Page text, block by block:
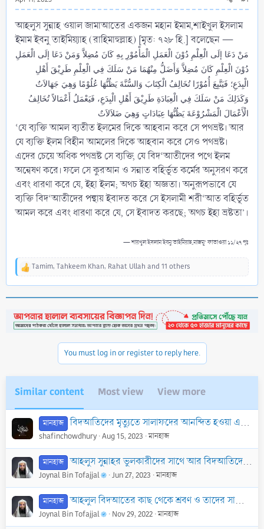
আহলুস সুন্নাহ ওয়াল জামাআতের একজন মহান ইমাম,শাইখুল ইসলাম
ইমাম ইবনু তাইমিয়্যাহ (রাহিমাহুল্লাহ) [মৃত: ৭২৮ হি.] বলেছেন —
مَنْ دَعَا إلَى الْعِلْمِ دُوْنَ الْعَمَلِ الْمَأْمُوْرِ بِهِ كَانَ مُضِلاَّ وَمَنْ دَعَا إلَى الْعَمَلِ
دُوْنَ الْعِلْمِ كَانَ مُضِلاَّ وَأَضَلُّ مِنْهُمَا مَنْ سَلَكَ فِي الْعِلْمِ طَرِيْقَ أَهْلِ
الْبِدَعِ؛ فَيَتَّبِعَ أُمُوْرًا تُخَالِفُ الْكِتَابَ وَالسُّنَّةَ يَظُنُّهَا عُلُوْمًا وَهِيَ جَهَالاَتٌ
وَكَذَلِكَ مَنْ سَلَكَ فِي الْعِبَادَةِ طَرِيْقَ أَهْلِ الْبِدَعِ، فَيَعْمَلُ أَعْمَالاً تُخَالِفُ
الْأَعْمَالَ الْمَشْرُوْعَةَ يَظُنُّهَا عِبَادَاتٍ وَهِيَ ضَلاَلاَتٌ
‘যে ব্যক্তি আমল ব্যতীত ইলমের দিকে আহবান করে সে পথভ্রষ্ট। আর
যে ব্যক্তি ইলম বিহীন আমলের দিকে আহবান করে সেও পথভ্রষ্ট।
এদের চেয়ে অধিক পথভ্রষ্ট সে ব্যক্তি, যে বিদ‘আতীদের পথে ইলম
অন্বেষণ করে। ফলে সে কুরআন ও সন্নাত বহির্ভূত কর্মের অনুসরণ করে
এবং ধারণা করে যে, ইহা ইলম; অথচ ইহা অজ্ঞতা। অনুরূপভাবে যে
ব্যক্তি বিদ‘আতীদের পন্থায় ইবাদত করে সে ইসলামী শরী‘আত বহির্ভূত
আমল করে এবং ধারণা করে যে, সে ইবাদত করছে; অথচ ইহা ভ্রষ্টতা’।
— শায়খুল ইসলাম ইবনু তাইমিয়াহ,মাজমূ‘ ফাতাওয়া ১১/২৭ পৃঃ
R
t
i
Tamim, Tahkeem Khan, Rahat Ullah and 11 others
You must log in or register to reply here.
Similar content Most view View more
মানহাজ বিদআতিদের মৃত্যুতে সালাফদের আনন্দিত হওয়া এবং উচ্ছ্বাস প্রকাশ করা
shafinchowdhury Aug 15, 2023 মানহাজ
মানহাজ আহলুস সুন্নাহর ভুলকারীদের সাথে আর বিদআতিদের সাথে একই আচরণ করা যাবেনা
Joynal Bin Tofajjal Jun 27, 2023 মানহাজ
মানহাজ আহলুল বিদআতের কাছ থেকে শ্রবণ ও তাদের সাথে তর্ক-বিতর্ক করার ব্যাপারে সালাফগণের অবস্থান ।
Joynal Bin Tofajjal Nov 29, 2022 মানহাজ